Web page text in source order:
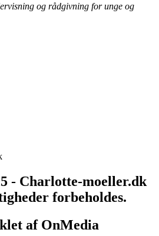
og rådgivning for unge og
- Charlotte-moeller.dk
forbeholdes.
af OnMedia